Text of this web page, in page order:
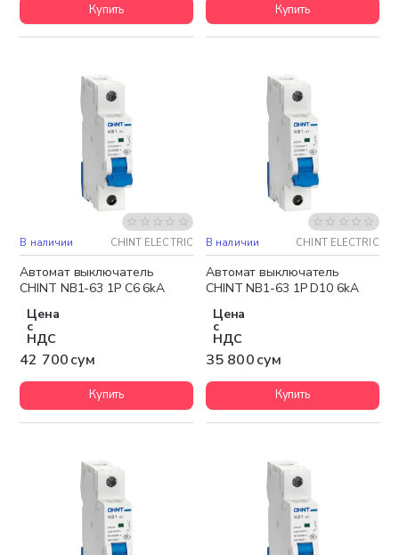
Купить Купить
В наличии CHINT ELECTRIC
Автомат выключатель
CHINT NB1-63 1P C6 6kA
Цена
с
НДС
42 700 сум
Купить
В наличии CHINT ELECTRIC
Автомат выключатель
CHINT NB1-63 1P D10 6kA
Цена
с
НДС
35 800 сум
Купить